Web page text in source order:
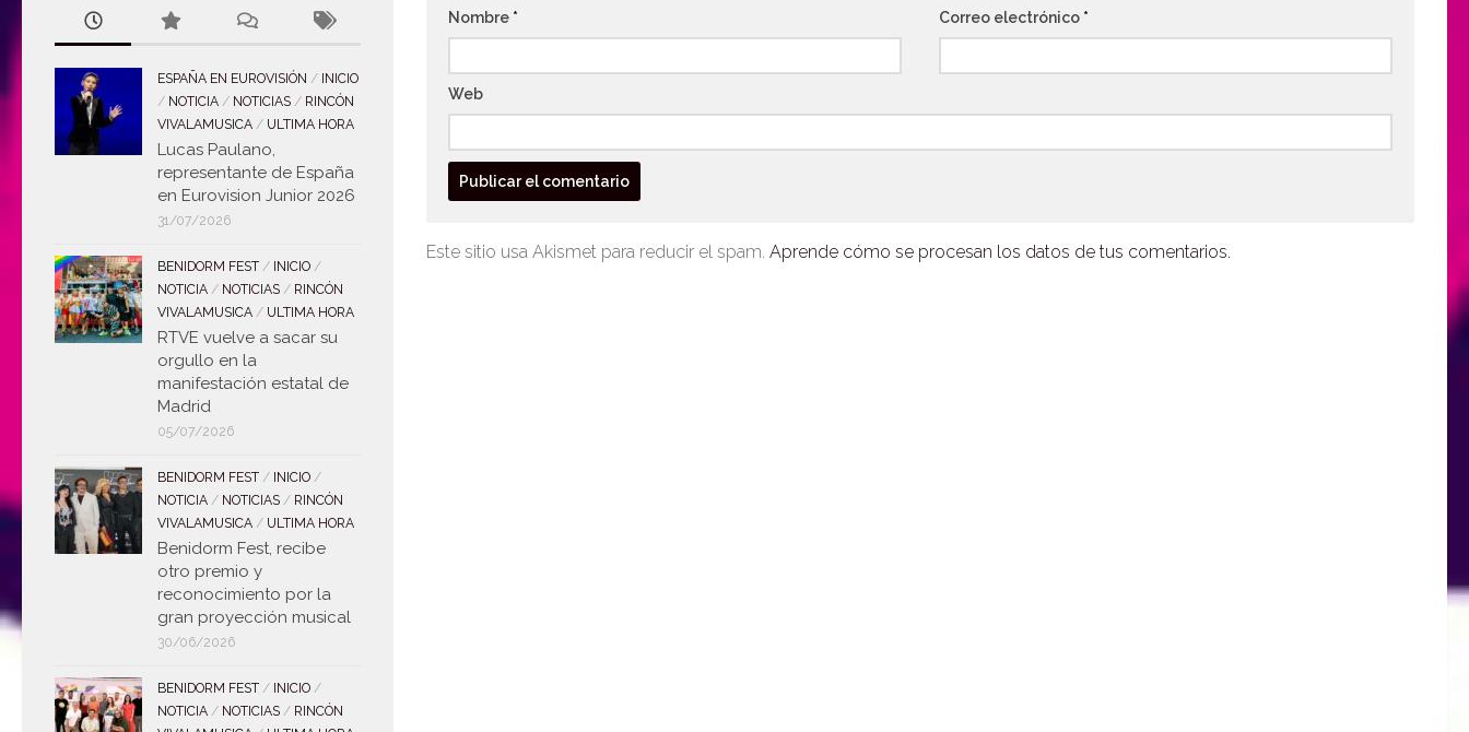
Nombre * Correo electrónico *
Web
Este sitio usa Akismet para reducir el spam. Aprende cómo se procesan los datos de tus comentarios.
ESPAÑA EN EUROVISIÓN / INICIO
/ NOTICIA / NOTICIAS / RINCÓN
VIVALAMUSICA / ULTIMA HORA
Lucas Paulano,
representante de España
en Eurovision Junior 2026
31/07/2026
BENIDORM FEST / INICIO /
NOTICIA / NOTICIAS / RINCÓN
VIVALAMUSICA / ULTIMA HORA
RTVE vuelve a sacar su
orgullo en la
manifestación estatal de
Madrid
05/07/2026
BENIDORM FEST / INICIO /
NOTICIA / NOTICIAS / RINCÓN
VIVALAMUSICA / ULTIMA HORA
Benidorm Fest, recibe
otro premio y
reconocimiento por la
gran proyección musical
30/06/2026
BENIDORM FEST / INICIO /
NOTICIA / NOTICIAS / RINCÓN